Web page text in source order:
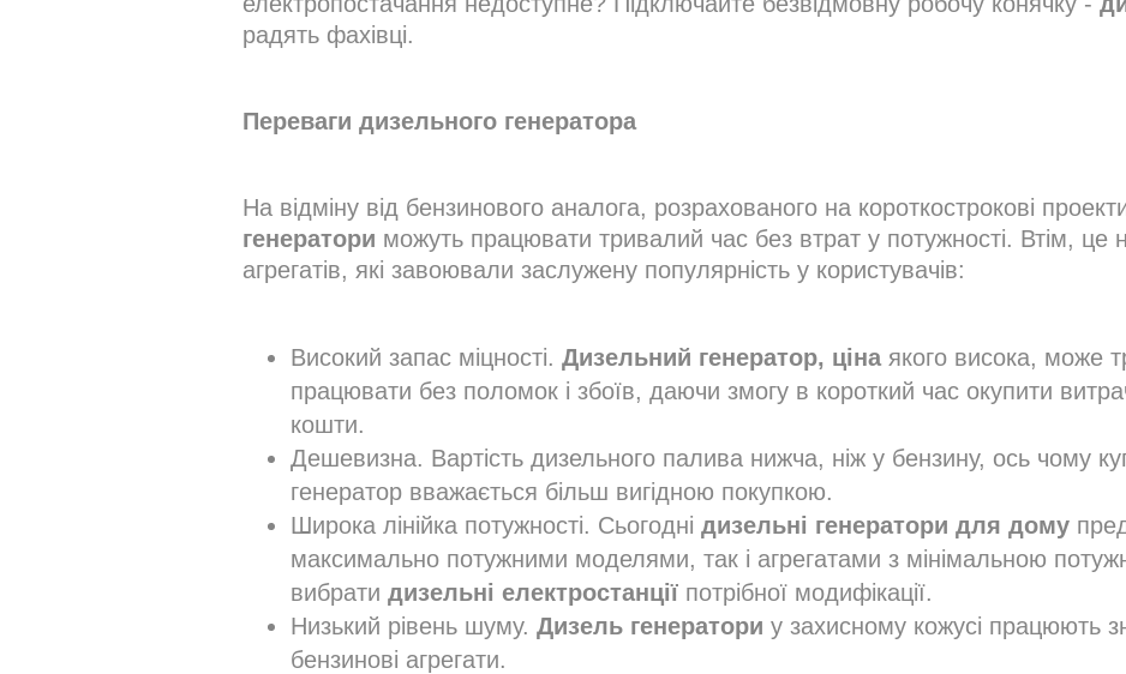
радять фахівці.
Переваги дизельного генератора
На відміну від бензинового аналога, розрахованого на короткострокові
генератори можуть працювати тривалий час без втрат у потужності. Втім, це
агрегатів, які завоювали заслужену популярність у користувачів:
Високий запас міцності. Дизельний генератор, цінаякого висока, може
працювати без поломок і збоїв, даючи змогу в короткий час окупити
кошти.
Дешевизна. Вартість дизельного палива нижча, ніж у бензину, ось чому
генератор вважається більш вигідною покупкою.
Широка лінійка потужності. Сьогодні дизельні генератори для дому
максимально потужними моделями, так і агрегатами з мінімальною
вибрати дизельні електростанції потрібної модифікації.
Низький рівень шуму. Дизель генератори у захисному кожусі працюють
бензинові агрегати.